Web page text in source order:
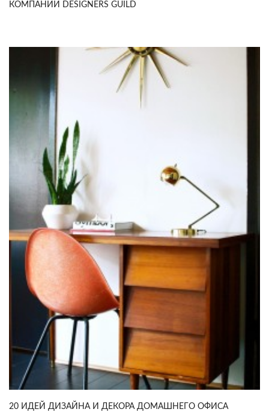
КОМПАНИИ DESIGNERS GUILD
20 ИДЕЙ ДИЗАЙНА И ДЕКОРА ДОМАШНЕГО ОФИСА